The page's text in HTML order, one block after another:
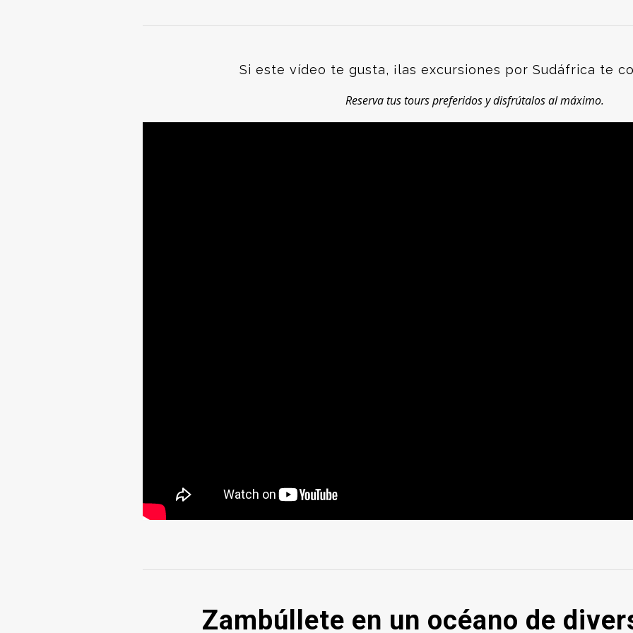
Si este vídeo te gusta, ¡las excursiones por Sudáfrica te
Reserva tus tours preferidos y disfrútalos al máximo.
Zambúllete en un océano de